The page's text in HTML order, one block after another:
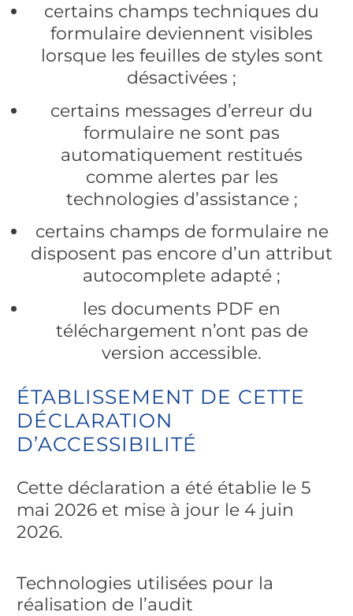
certains champs techniques du
formulaire deviennent visibles
lorsque les feuilles de styles sont
désactivées ;
certains messages d’erreur du
formulaire ne sont pas
automatiquement restitués
comme alertes par les
technologies d’assistance ;
certains champs de formulaire ne
disposent pas encore d’un attribut
autocomplete adapté ;
les documents PDF en
téléchargement n’ont pas de
version accessible.
ÉTABLISSEMENT DE CETTE
DÉCLARATION
D’ACCESSIBILITÉ
Cette déclaration a été établie le 5
mai 2026 et mise à jour le 4 juin
2026.
Technologies utilisées pour la
réalisation de l’audit